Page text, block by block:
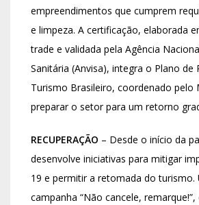
empreendimentos que cumprem
e limpeza. A certificação, elaborada
trade e validada pela Agência
Sanitária (Anvisa), integra o Plano de
Turismo Brasileiro, coordenado pelo
preparar o setor para um retorno
RECUPERAÇÃO – Desde o início da
desenvolve iniciativas para mitigar
19 e permitir a retomada do turismo.
campanha “Não cancele, remarque!”,